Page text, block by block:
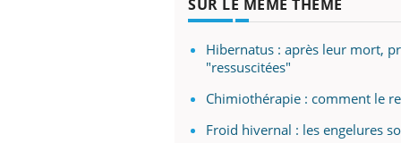
SUR LE MÊME THÈME
Hibernatus : après leur mort,
"ressuscitées"
Chimiothérapie : comment le
Froid hivernal : les engelures
osait en parler??Youtube
En 2026, l'insuline dans le diabète de type 2